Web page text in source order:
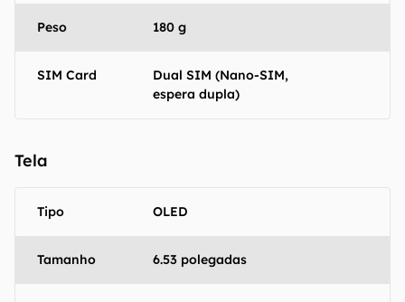
Peso 180 g
SIM Card
Dual SIM (Nano-SIM,
espera dupla)
Tela
Tipo OLED
Tamanho 6.53 polegadas
O Canaltech mantém esforço constante para